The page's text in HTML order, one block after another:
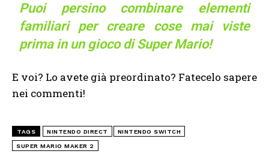
Puoi persino combinare elementi
familiari per creare cose mai viste
prima in un gioco di Super Mario!
E voi? Lo avete già preordinato? Fatecelo sapere
nei commenti!
TAGS NINTENDO DIRECT NINTENDO SWITCH
SUPER MARIO MAKER 2